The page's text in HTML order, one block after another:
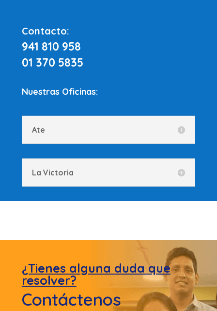
Contacto:
941 810 958
01 370 5835
Nuestras Oficinas:
Ate
La Victoria
¿Tienes alguna duda que
resolver?
Contáctenos